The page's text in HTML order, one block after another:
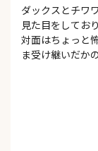
ダックスとチワ
見た目をしてお
対面はちょっと
ま受け継いだか